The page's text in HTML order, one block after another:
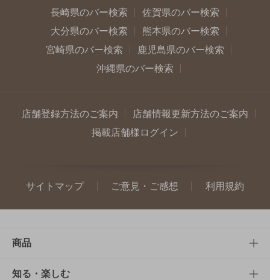
長崎県のバー検索
佐賀県のバー検索
大分県のバー検索
熊本県のバー検索
宮崎県のバー検索
鹿児島県のバー検索
沖縄県のバー検索
店舗登録方法のご案内
店舗情報更新方法のご案内
掲載店舗様ログイン
サイトマップ ご意見・ご感想 利用規約
商品
商品TOP
知る・楽しむ